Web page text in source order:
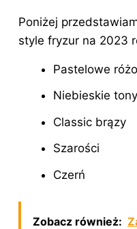
Poniżej
style fryzur na 2023
Pastelowe
Niebieskie tony
Classic brązy
Szarości
Czerń
Zobacz również: